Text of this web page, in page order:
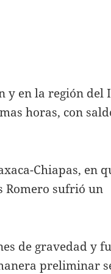
y en la región del
horas, con
Chiapas, en
sufrió un
de gravedad y
preliminar